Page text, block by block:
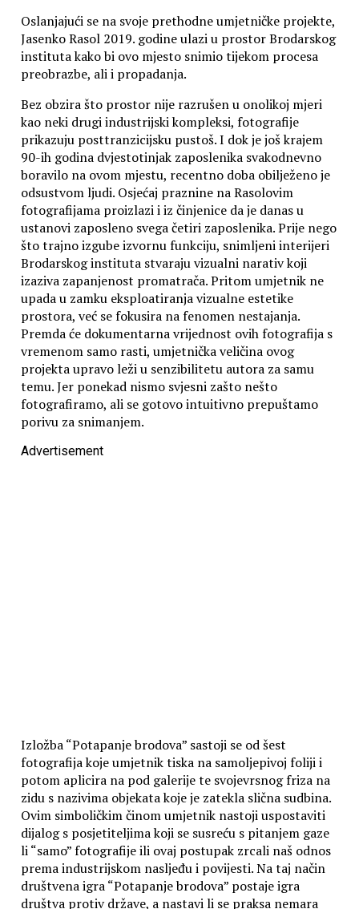
Oslanjajući se na svoje prethodne umjetničke projekte,
Jasenko Rasol 2019. godine ulazi u prostor Brodarskog
instituta kako bi ovo mjesto snimio tijekom procesa
preobrazbe, ali i propadanja.
Bez obzira što prostor nije razrušen u onolikoj mjeri
kao neki drugi industrijski kompleksi, fotografije
prikazuju posttranzicijsku pustoš. I dok je još krajem
90-ih godina dvjestotinjak zaposlenika svakodnevno
boravilo na ovom mjestu, recentno doba obilježeno je
odsustvom ljudi. Osjećaj praznine na Rasolovim
fotografijama proizlazi i iz činjenice da je danas u
ustanovi zaposleno svega četiri zaposlenika. Prije nego
što trajno izgube izvornu funkciju, snimljeni interijeri
Brodarskog instituta stvaraju vizualni narativ koji
izaziva zapanjenost promatrača. Pritom umjetnik ne
upada u zamku eksploatiranja vizualne estetike
prostora, već se fokusira na fenomen nestajanja.
Premda će dokumentarna vrijednost ovih fotografija s
vremenom samo rasti, umjetnička veličina ovog
projekta upravo leži u senzibilitetu autora za samu
temu. Jer ponekad nismo svjesni zašto nešto
fotografiramo, ali se gotovo intuitivno prepuštamo
porivu za snimanjem.
Advertisement
Izložba “Potapanje brodova” sastoji se od šest
fotografija koje umjetnik tiska na samoljepivoj foliji i
potom aplicira na pod galerije te svojevrsnog friza na
zidu s nazivima objekata koje je zatekla slična sudbina.
Ovim simboličkim činom umjetnik nastoji uspostaviti
dijalog s posjetiteljima koji se susreću s pitanjem gaze
li “samo” fotografije ili ovaj postupak zrcali naš odnos
prema industrijskom nasljeđu i povijesti. Na taj način
društvena igra “Potapanje brodova” postaje igra
društva protiv države, a nastavi li se praksa nemara